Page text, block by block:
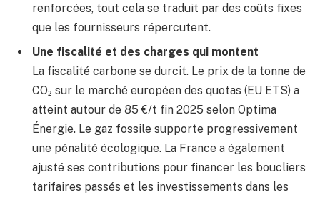
renforcées, tout cela se traduit par des coûts fixes
que les fournisseurs répercutent.
Une fiscalité et des charges qui montent
La fiscalité carbone se durcit. Le prix de la tonne de
CO₂ sur le marché européen des quotas (EU ETS) a
atteint autour de 85 €/t fin 2025 selon Optima
Énergie. Le gaz fossile supporte progressivement
une pénalité écologique. La France a également
ajusté ses contributions pour financer les boucliers
tarifaires passés et les investissements dans les